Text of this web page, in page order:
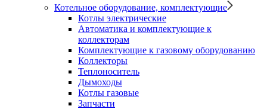
Котельное оборудование, комплектующие
Котлы электрические
Автоматика и комплектующие к
коллекторам
Комплектующие к газовому оборудованию
Коллекторы
Теплоноситель
Дымоходы
Котлы газовые
Запчасти